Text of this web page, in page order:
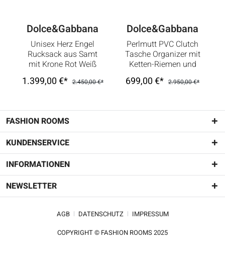
Dolce&Gabbana
Unisex Herz Engel
Rucksack aus Samt
mit Krone Rot Weiß
1.399,00 €* 2.450,00 €*
Dolce&Gabbana
Perlmutt PVC Clutch
Tasche Organizer mit
Ketten-Riemen und
Logo Weiß
699,00 €* 2.950,00 €*
FASHION ROOMS
KUNDENSERVICE
INFORMATIONEN
NEWSLETTER
AGB DATENSCHUTZ
IMPRESSUM
COPYRIGHT © FASHION ROOMS 2025